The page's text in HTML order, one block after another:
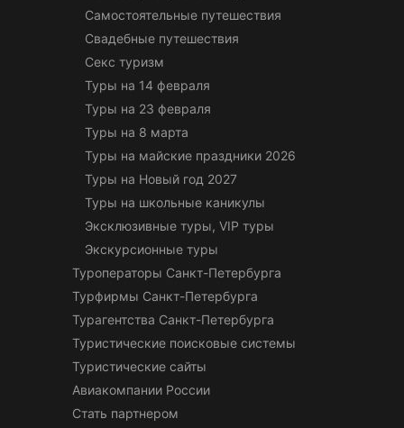
Самостоятельные путешествия
Свадебные путешествия
Секс туризм
Туры на 14 февраля
Туры на 23 февраля
Туры на 8 марта
Туры на майские праздники 2026
Туры на Новый год 2027
Туры на школьные каникулы
Эксклюзивные туры, VIP туры
Экскурсионные туры
Туроператоры Санкт-Петербурга
Турфирмы Санкт-Петербурга
Турагентства Санкт-Петербурга
Туристические поисковые системы
Туристические сайты
Авиакомпании России
Стать партнером